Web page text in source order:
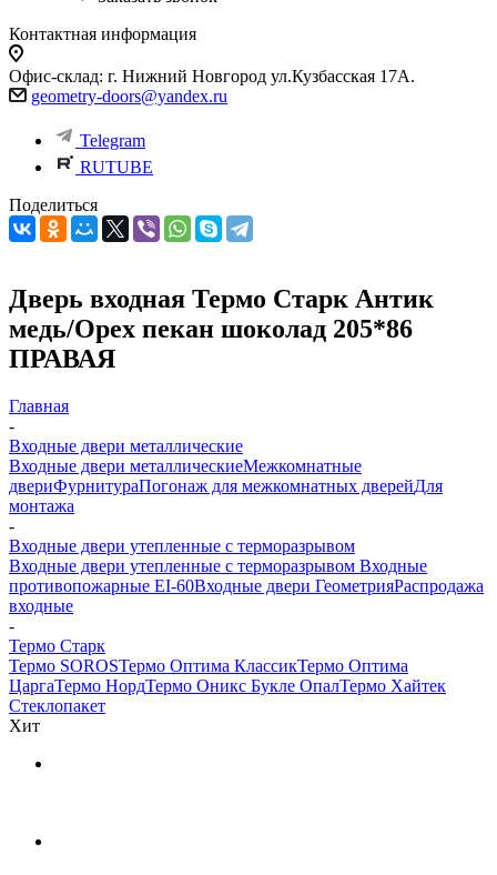
Контактная информация
Офис-склад: г. Нижний Новгород ул.Кузбасская 17А.
geometry-doors@yandex.ru
Telegram
RUTUBE
Поделиться
Дверь входная Термо Старк Антик
медь/Орех пекан шоколад 205*86
ПРАВАЯ
Главная
-
Входные двери металлические
Входные двери металлическиеМежкомнатные
двериФурнитураПогонаж для межкомнатных дверейДля
монтажа
-
Входные двери утепленные с терморазрывом
Входные двери утепленные с терморазрывом Входные
противопожарные EI-60Входные двери ГеометрияРаспродажа
входные
-
Термо Старк
Термо SOROSТермо Оптима КлассикТермо Оптима
ЦаргаТермо НордТермо Оникс Букле ОпалТермо Хайтек
Стеклопакет
Хит